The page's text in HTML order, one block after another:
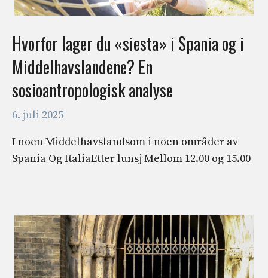
Hvorfor lager du «siesta» i Spania og i
Middelhavslandene? En
sosioantropologisk analyse
6. juli 2025
I noen Middelhavslandsom i noen områder av
Spania Og ItaliaEtter lunsj Mellom 12.00 og 15.00